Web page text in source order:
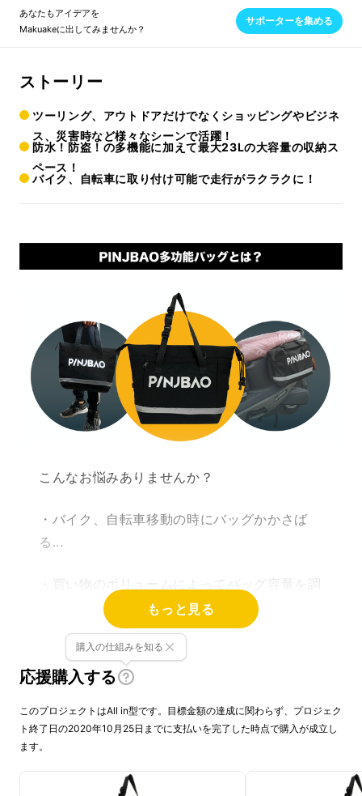
あなたもアイデアを
Makuakeに出してみませんか？
サポーターを集める
ストーリー
ツーリング、アウトドアだけでなくショッピングやビジネ
ス、災害時など様々なシーンで活躍！
防水！防盗！の多機能に加えて最大23Lの大容量の収納ス
ペース！
バイク、自転車に取り付け可能で走行がラクラクに！
こんなお悩みありませんか？
・バイク、自転車移動の時にバッグかかさば
る...
・買い物のボリュームによってバッグ容量を調
節したい...
・バックパックでは肩が痛くなってしまう...
そのような生活の不便​​を解消するために、市場
に出回っているバッグを調査し、研究開発を続
け世の中のニーズにあったデザインを作ること
もっと見る
応援購入する
購入の仕組みを知る
このプロジェクトはAll in型です。目標金額の達成に関わらず、プロジェク
ト終了日の2020年10月25日までに支払いを完了した時点で購入が成立し
ます。